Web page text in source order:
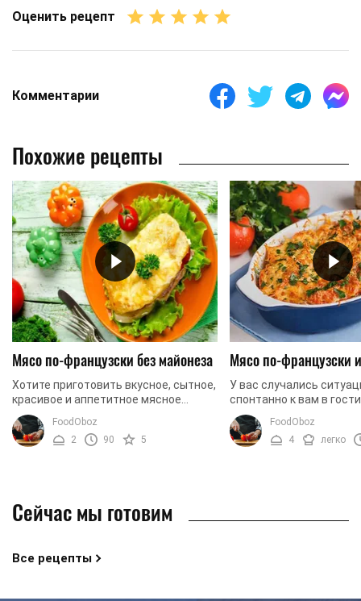
Оценить рецепт
Комментарии
Похожие рецепты
Мясо по-французски без майонеза
Хотите приготовить вкусное, сытное,
красивое и аппетитное мясное
блюдо для своих родных? Хотите
порадовать своих гостей чем-то
оригинальным, ...
FoodOboz
2
90 5
Мясо по-французски
У вас случались
спонтанно к вам в
друзья или родные?
их угостить вкусными
которые не требуют ...
FoodOboz
4
легко
Сейчас мы готовим
Все рецепты